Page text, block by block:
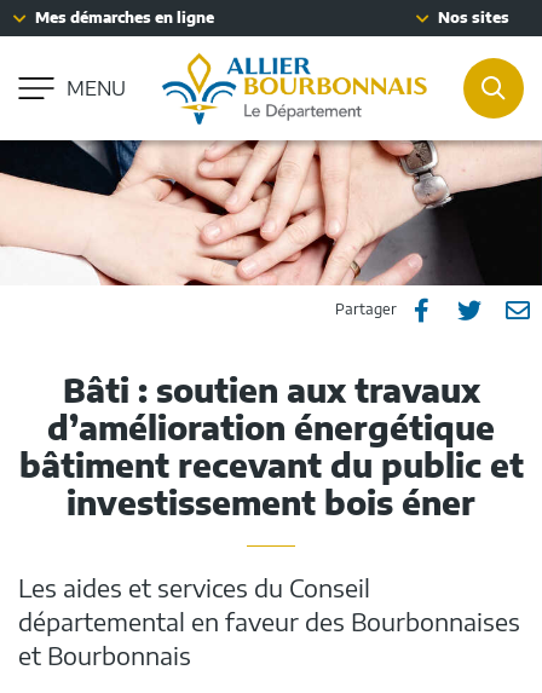
Aller à la recherche
Accessibilité : partiellement conforme
Mes démarches en ligne Nos sites
MENU
Partager Partager
Facebook
 
Bâti : soutien aux travaux
d’amélioration énergétique
bâtiment recevant du public et
investissement bois éner
Les aides et services du Conseil
départemental en faveur des Bourbonnaises
et Bourbonnais
Fenêtre
chat